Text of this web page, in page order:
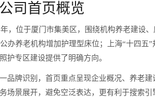
司首页概览
，位于厦门市集美区，围绕机构养老建设
办养老机构增加护理型床位；上海“十四
护专区建设提供了明确方向。
品牌识别，首页重点呈现企业概况、养老
场景展开，避免空泛表达，更有利于搜索